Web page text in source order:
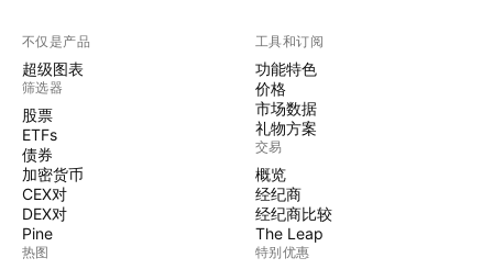
不仅是产品
超级图表
筛选器
股票
ETFs
债券
加密货币
CEX对
DEX对
Pine
热图
工具和订阅
功能特色
价格
市场数据
礼物方案
交易
概览
经纪商
经纪商比较
The Leap
特别优惠